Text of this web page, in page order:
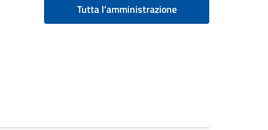
Tutta l’amministrazione